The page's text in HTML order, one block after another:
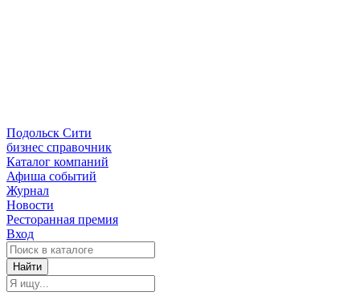
Подольск Сити
бизнес справочник
Каталог компаний
Афиша событий
Журнал
Новости
Ресторанная премия
Вход
Найти